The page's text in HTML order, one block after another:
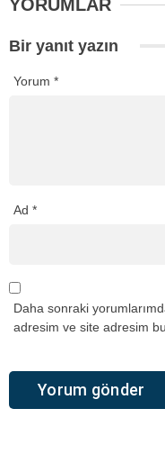
YORUMLAR
Bir yanıt yazın
Yorum *
Ad *
Daha sonraki
adresim ve site adresim